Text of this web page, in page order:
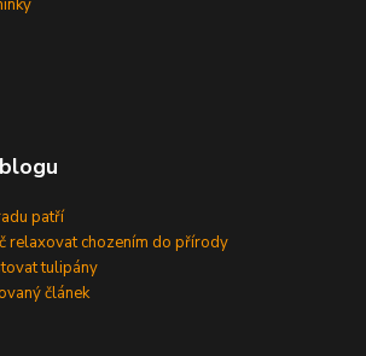
patří
relaxovat chozením do přírody
tulipány
článek